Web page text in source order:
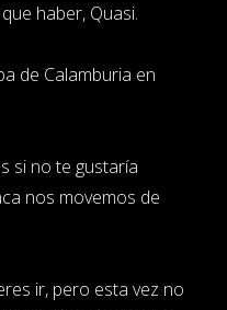
haber, Quasi.
de Calamburia en
si no te gustaría
nos movemos de
ir, pero esta vez no